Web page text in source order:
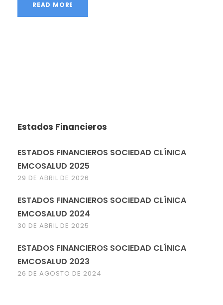
READ MORE
Estados Financieros
ESTADOS FINANCIEROS SOCIEDAD CLÍNICA
EMCOSALUD 2025
29 DE ABRIL DE 2026
ESTADOS FINANCIEROS SOCIEDAD CLÍNICA
EMCOSALUD 2024
30 DE ABRIL DE 2025
ESTADOS FINANCIEROS SOCIEDAD CLÍNICA
EMCOSALUD 2023
26 DE AGOSTO DE 2024